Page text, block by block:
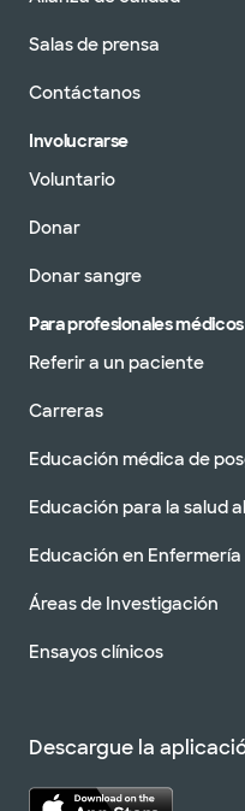
Salas de prensa
Contáctanos
Involucrarse
Voluntario
Donar
Donar sangre
Para profesionales médicos
Referir a un paciente
Carreras
Educación médica de
Educación para la salud
Educación en Enfermería
Áreas de Investigación
Ensayos clínicos
Descargue la